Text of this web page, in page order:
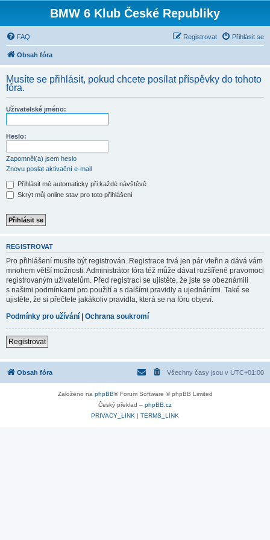
BMW 6 Klub České Republiky
FAQ Přihlásit se
Registrovat
Obsah fóra
Musíte se přihlásit, pokud chcete posílat příspěvky do tohoto
fóra.
Uživatelské jméno:
Heslo:
Zapomněl(a) jsem heslo
Znovu poslat aktivační e-mail
Přihlásit mě automaticky při každé návštěvě
Skrýt můj online stav pro toto přihlášení
REGISTROVAT
Pro přihlášení musíte být registrován. Registrace trvá jen pár vteřin a dává vám
mnohem větší možnosti. Administrátor fóra též může dávat rozšířené pravomoci
registrovaným uživatelům. Před registrací se ujistěte, že jste se obeznámili
s našimi podmínkami pro použití a s dalšími pravidly a ujednáními. Také se
ujistěte, že si přečtete jakákoliv pravidla, která se na fóru objeví.
Podmínky pro užívání | Ochrana soukromí
Registrovat
Obsah fóra Všechny časy jsou v UTC+01:00
Založeno na phpBB® Forum Software © phpBB Limited
Český překlad – phpBB.cz
PRIVACY_LINK | TERMS_LINK